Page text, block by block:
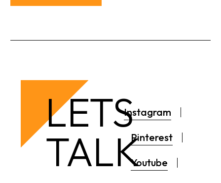
LETS
TALK
Instagram
Pinterest
Youtube